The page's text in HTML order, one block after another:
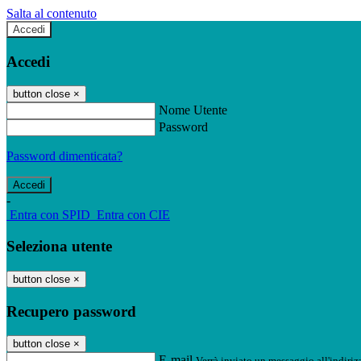
Salta al contenuto
Accedi
Accedi
button close ×
Nome Utente
Password
Password dimenticata?
-
Entra con SPID Entra con CIE
Seleziona utente
button close ×
Recupero password
button close ×